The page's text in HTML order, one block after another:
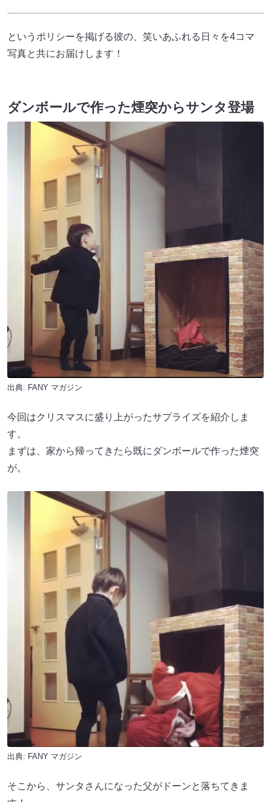
というポリシーを掲げる彼の、笑いあふれる日々を4コマ
写真と共にお届けします！
ダンボールで作った煙突からサンタ登場
出典: FANY マガジン
今回はクリスマスに盛り上がったサプライズを紹介しま
す。
まずは、家から帰ってきたら既にダンボールで作った煙突
が。
出典: FANY マガジン
そこから、サンタさんになった父がドーンと落ちてきま